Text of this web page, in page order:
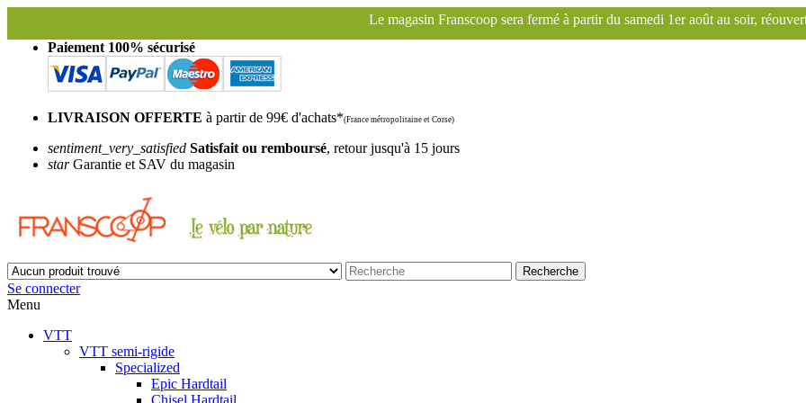
Le magasin Franscoop sera fermé à partir du samedi 1er août au soir, réouverture le mardi 1er septembre.
Paiement 100% sécurisé
LIVRAISON OFFERTE à partir de 99€ d'achats*(France métropolitaine et Corse)
sentiment_very_satisfied Satisfait ou remboursé, retour jusqu'à 15 jours
starGarantie et SAV du magasin
Recherche
Se connecter
Menu
VTT
VTT semi-rigide
Specialized
Epic Hardtail
Chisel Hardtail